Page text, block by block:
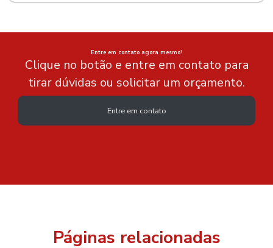
Entre em contato agora mesmo!
Clique no botão e entre em contato para
tirar dúvidas ou solicitar um orçamento.
Entre em contato
Páginas relacionadas